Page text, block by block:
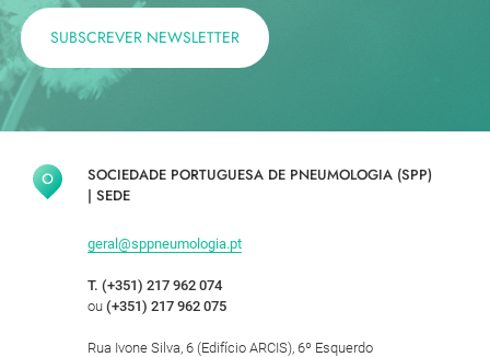
SUBSCREVER NEWSLETTER
SOCIEDADE PORTUGUESA DE PNEUMOLOGIA (SPP)
| SEDE
geral@sppneumologia.pt
T. (+351) 217 962 074
ou (+351) 217 962 075
Rua Ivone Silva, 6 (Edifício ARCIS), 6º Esquerdo